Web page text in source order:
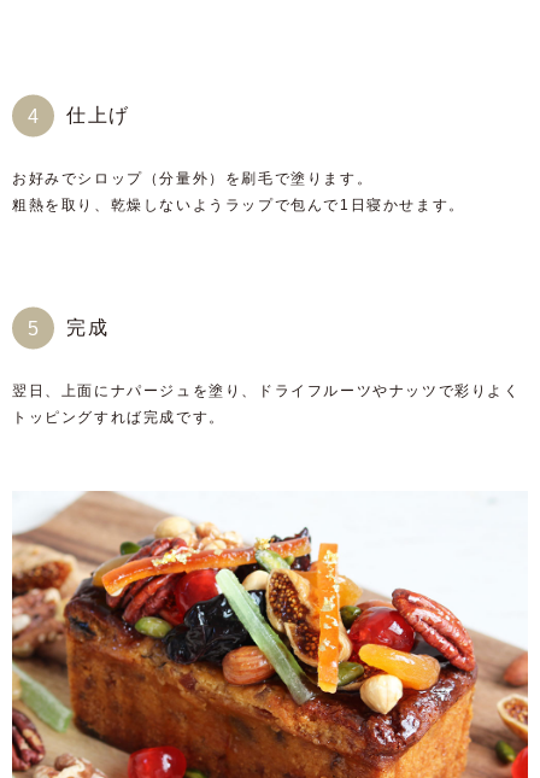
仕上げ
お好みでシロップ（分量外）を刷毛で塗ります。
粗熱を取り、乾燥しないようラップで包んで1日寝かせます。
完成
翌日、上面にナパージュを塗り、ドライフルーツやナッツで彩りよく
トッピングすれば完成です。